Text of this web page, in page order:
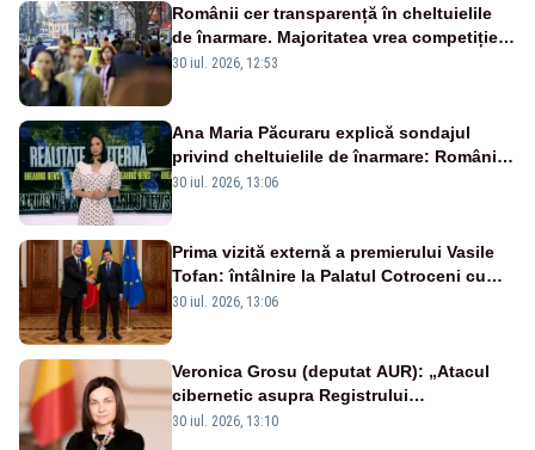
Românii cer transparență în cheltuielile
de înarmare. Majoritatea vrea competiție
reală și industrie locală – SONDAJ
30 iul. 2026, 12:53
Ana Maria Păcuraru explică sondajul
privind cheltuielile de înarmare: Românii
cer transparență în achiziții și un echilibru
30 iul. 2026, 13:06
Prima vizită externă a premierului Vasile
Tofan: întâlnire la Palatul Cotroceni cu
președintele Nicușor Dan
30 iul. 2026, 13:06
Veronica Grosu (deputat AUR): „Atacul
cibernetic asupra Registrului
Proprietăților transmite un semnal de
30 iul. 2026, 13:10